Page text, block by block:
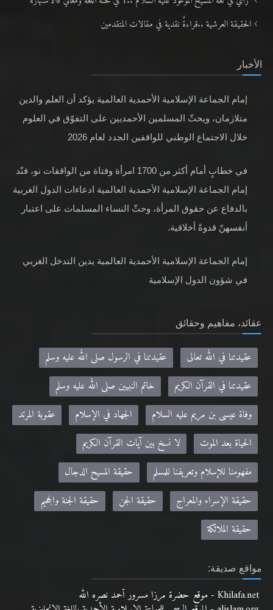
الحقيقة العرشية ..قراءةٌ نقدية في مقالات المتقدمين
الأخبار
إمام الجماعة الإسلامية الأحمدية العالمية يؤكد أن العلم والدين
متلازمان، ويحثّ المسلمين الأحمديين على التفوّق في العلوم
خلال الاجتماع الوطني للواقفين الجدد لعام 2026
في خطابٍ أمام أكثر من 1700 امرأة وفتاة من الواقفات نو، فنّد
إمام الجماعة الإسلامية الأحمدية العالمية ادعاءات الدول الغربية
بالدفاع عن حقوق المرأة، وحثّ النساء المسلمات على اعتبار
أنفسهنّ قدوةً أخلاقية.
إمام الجماعة الإسلامية الأحمدية العالمية يدين التدخل الغربي
في شؤون الدول الإسلامية
عقائد، مفاهيم وحقائق
عقيدتنا في الله تعالى
عقيدتنا في الرسول صلى الله عليه وسلم
عقيدتنا في القرآن الكريم
خاتم النبيين صلى الله عليه وسلم
وفاة عيسى بن مريم عليه السلام
الجهاد في الإسلام
عقوبة المرتد
الحياة بعد الموت
لا نسخ بين آيات القرآن الكريم
مفهومنا للإسلام وتعريفنا للمسلم
حقيقة المسيح الدجال
حقيقة الإسراء والمعراج
حقيقة الجن
حقيقة الجنة والجحيم
حقيقة الملائكة
مواقع صديقة:
Khilafa.net - موقع حضرة مرزا مسرور أحمد نصره الله